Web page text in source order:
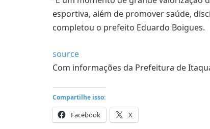
esportiva, além de promover saúde,
completou o prefeito Eduardo Boigues.
source
Com informações da Prefeitura de
Compartilhe isso:
Facebook X